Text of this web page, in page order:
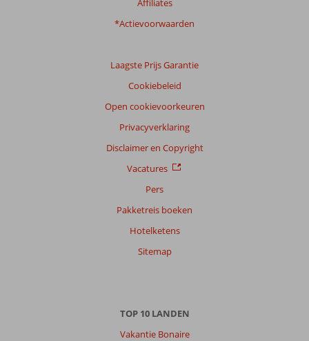
Affiliates
*Actievoorwaarden
Laagste Prijs Garantie
Cookiebeleid
Open cookievoorkeuren
Privacyverklaring
Disclaimer en Copyright
Vacatures
Pers
Pakketreis boeken
Hotelketens
Sitemap
TOP 10 LANDEN
Vakantie Bonaire